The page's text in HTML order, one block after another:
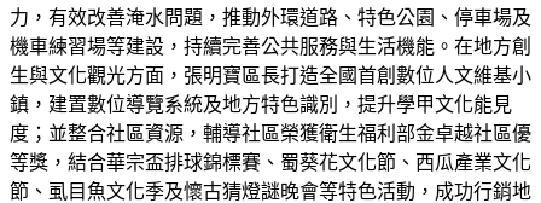
力，有效改善淹水問題，推動外環道路、特色公園、停車場及
機車練習場等建設，持續完善公共服務與生活機能。在地方創
生與文化觀光方面，張明寶區長打造全國首創數位人文維基小
鎮，建置數位導覽系統及地方特色識別，提升學甲文化能見
度；並整合社區資源，輔導社區榮獲衛生福利部金卓越社區優
等獎，結合華宗盃排球錦標賽、蜀葵花文化節、西瓜產業文化
節、虱目魚文化季及懷古猜燈謎晚會等特色活動，成功行銷地